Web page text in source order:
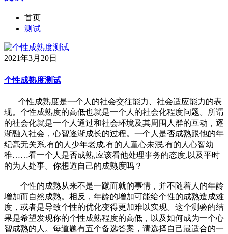
首页
测试
2021年3月20日
个性成熟度测试
个性成熟度是一个人的社会交往能力、社会适应能力的表
现。个性成熟度的高低也就是一个人的社会化程度问题。所谓
的社会化就是一个人通过和社会环境及其周围人群的互动，逐
渐融入社会，心智逐渐成长的过程。一个人是否成熟跟他的年
纪毫无关系,有的人少年老成,有的人童心未泯,有的人心智幼
稚……看一个人是否成熟,应该看他处理事务的态度,以及平时
的为人处事。你想道自己的成熟度吗？
个性的成熟从来不是一蹴而就的事情，并不随着人的年龄
增加而自然成熟。相反，年龄的增加可能给个性的成熟造成难
度，或者是导致个性的优化变得更加难以实现。这个测验的结
果是希望发现你的个性成熟程度的高低，以及如何成为一个心
智成熟的人。每道题有五个备选答案，请选择自己最适合的一